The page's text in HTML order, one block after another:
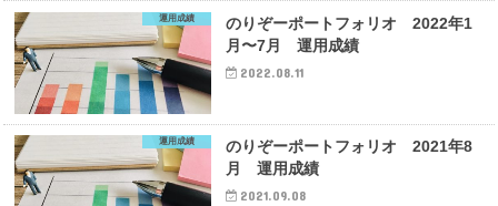
運用成績
のりぞーポートフォリオ 2022年1
月〜7月 運用成績
2022.08.11
運用成績
のりぞーポートフォリオ 2021年8
月 運用成績
2021.09.08